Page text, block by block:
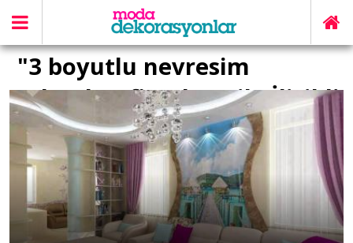
"3 boyutlu nevresim
takımları fiyatları" ile İlişikli
yazılar